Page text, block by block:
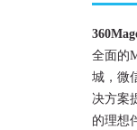
全面的
城，微
决方案
的理想